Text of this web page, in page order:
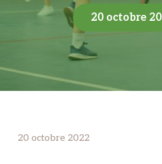
20 octobre
20 octobre 2022